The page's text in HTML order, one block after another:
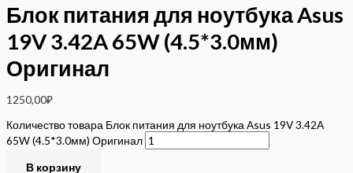
Блок питания для ноутбука Asus
19V 3.42A 65W (4.5*3.0мм)
Оригинал
1250,00₽
Количество товара Блок питания для ноутбука Asus 19V 3.42A
65W (4.5*3.0мм) Оригинал
В корзину